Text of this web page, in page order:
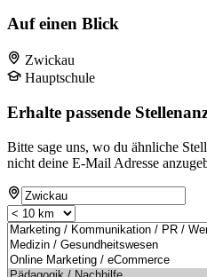
Auf einen Blick
Zwickau
Hauptschule
Erhalte passende
Bitte sage uns, wo du ähnliche
nicht deine E-Mail Adresse